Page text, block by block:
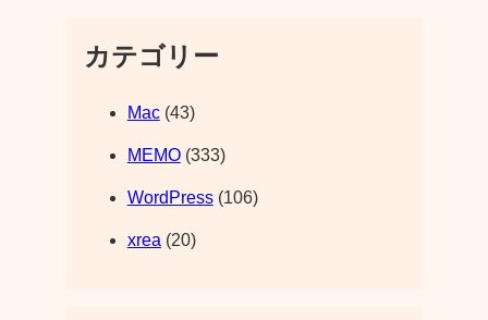
カテゴリー
Mac(43)
MEMO(333)
WordPress(106)
xrea (20)